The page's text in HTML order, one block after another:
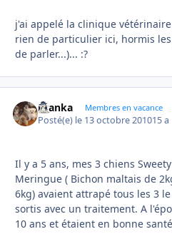
j'ai appelé la clinique
rien de particulier ici, hormis
de parler...)... :?
branka Membres en vacance
Posté(e) le 13 octobre 201015 a
Il y a 5 ans, mes 3 chiens
Meringue ( Bichon maltais de
6kg) avaient attrapé tous les 3
sortis avec un traitement. A
10 ans et étaient en bonne